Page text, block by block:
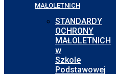
MAŁOLETNICH
STANDARDY
OCHRONY
MAŁOLETNICH
w
Szkole
Podstawowej